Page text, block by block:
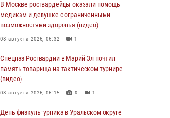
В Москве росгвардейцы оказали помощь
медикам и девушке с ограниченными
возможностями здоровья (видео)
08 августа 2026, 06:32 1
Спецназ Росгвардии в Марий Эл почтил
память товарища на тактическом турнире
(видео)
08 августа 2026, 06:15 9 1
День физкультурника в Уральском округе